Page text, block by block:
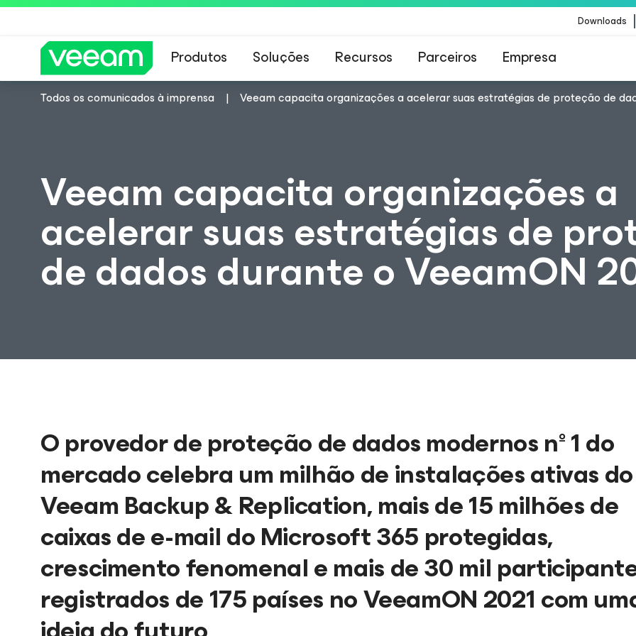
Downloads
Produtos Soluções Recursos Parceiros Empresa
Todos os comunicados à imprensa Veeam capacita organizações a acelerar suas estratégias de proteção de
Veeam capacita organizações a
acelerar suas estratégias de
de dados durante o VeeamON
O provedor de proteção de dados modernos nº 1 do
mercado celebra um milhão de instalações ativas do
Veeam Backup & Replication, mais de 15 milhões de
caixas de e-mail do Microsoft 365 protegidas,
crescimento fenomenal e mais de 30 mil
registrados de 175 países no VeeamON 2021 com